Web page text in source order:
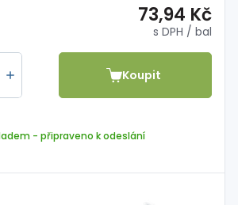
73,94 Kč
s DPH / bal
Koupit
- připraveno k odeslání